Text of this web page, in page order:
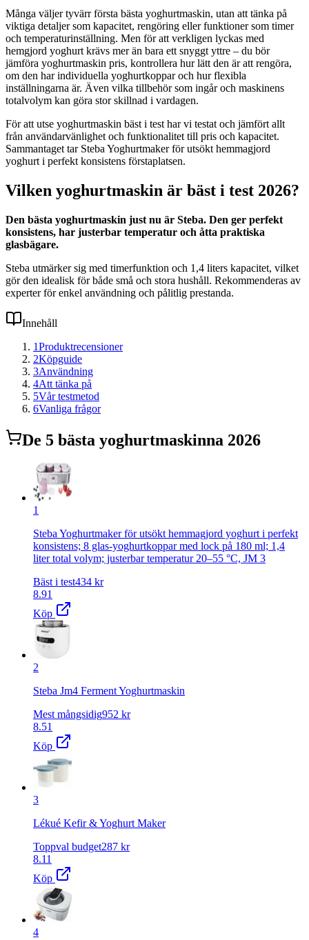
Många väljer tyvärr första bästa yoghurtmaskin, utan att tänka på
viktiga detaljer som kapacitet, rengöring eller funktioner som timer
och temperaturinställning. Men för att verkligen lyckas med
hemgjord yoghurt krävs mer än bara ett snyggt yttre – du bör
jämföra yoghurtmaskin pris, kontrollera hur lätt den är att rengöra,
om den har individuella yoghurtkoppar och hur flexibla
inställningarna är. Även vilka tillbehör som ingår och maskinens
totalvolym kan göra stor skillnad i vardagen.
För att utse yoghurtmaskin bäst i test har vi testat och jämfört allt
från användarvänlighet och funktionalitet till pris och kapacitet.
Sammantaget tar Steba Yoghurtmaker för utsökt hemmagjord
yoghurt i perfekt konsistens förstaplatsen.
Vilken yoghurtmaskin är bäst i test 2026?
Den bästa yoghurtmaskin just nu är Steba. Den ger perfekt
konsistens, har justerbar temperatur och åtta praktiska
glasbägare.
Steba utmärker sig med timerfunktion och 1,4 liters kapacitet, vilket
gör den idealisk för både små och stora hushåll. Rekommenderas av
experter för enkel användning och pålitlig prestanda.
Innehåll
1Produktrecensioner
2Köpguide
3Användning
4Att tänka på
5Vår testmetod
6Vanliga frågor
De 5 bästa yoghurtmaskinna 2026
1
Steba Yoghurtmaker för utsökt hemmagjord yoghurt i perfekt
konsistens; 8 glas-yoghurtkoppar med lock på 180 ml; 1,4
liter total volym; justerbar temperatur 20–55 °C, JM 3
Bäst i test434 kr
8.91
Köp
2
Steba Jm4 Ferment Yoghurtmaskin
Mest mångsidig952 kr
8.51
Köp
3
Lékué Kefir & Yoghurt Maker
Toppval budget287 kr
8.11
Köp
4